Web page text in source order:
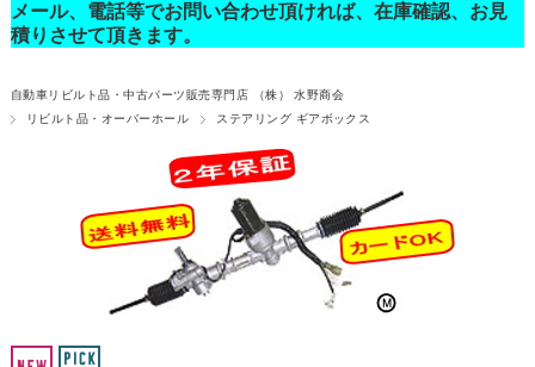
メール、電話等でお問い合わせ頂ければ、在庫確認、お見
積りさせて頂きます。
自動車リビルト品・中古パーツ販売専門店 （株） 水野商会
リビルト品・オーバーホール
ステアリング ギアボックス